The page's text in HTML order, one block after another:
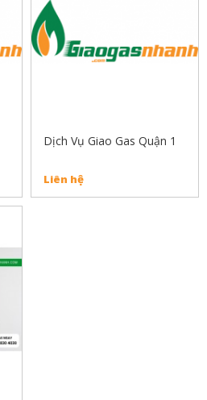
Dịch Vụ Giao Gas Quận 1
Liên hệ